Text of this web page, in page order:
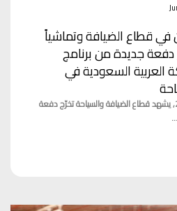
في قطاع الضيافة وتماشياً
تخريج دفعة جديدة من برنامج
السعودية في
تماشياً مع رؤية المملكة 2030, يشهد قطاع الضيافة والسياحة تخرّج دفعة